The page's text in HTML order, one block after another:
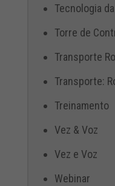
Tecnologia
Torre de
Transporte
Transporte:
Treinamento
Vez & Voz
Vez e Voz
Webinar